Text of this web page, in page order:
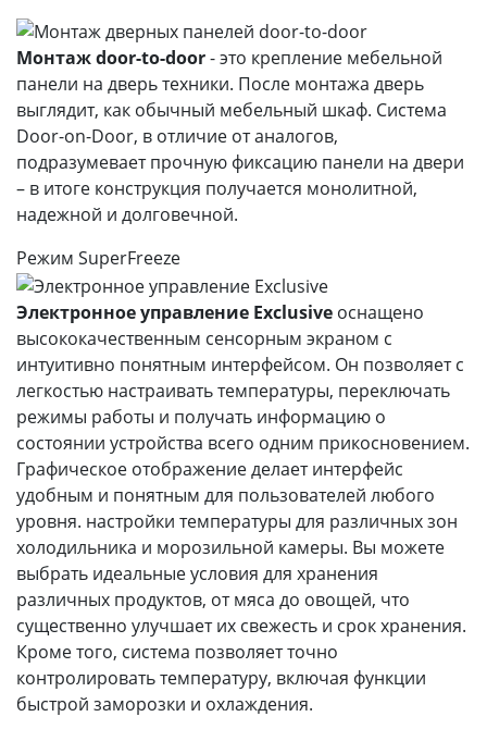
Монтаж door-to-door- это крепление мебельной
панели на дверь техники. После монтажа дверь
выглядит, как обычный мебельный шкаф. Система
Door-on-Door, в отличие от аналогов,
подразумевает прочную фиксацию панели на двери
– в итоге конструкция получается монолитной,
надежной и долговечной.
Режим SuperFreeze
Электронное управление Exclusive оснащено
высококачественным сенсорным экраном с
интуитивно понятным интерфейсом. Он позволяет с
легкостью настраивать температуры, переключать
режимы работы и получать информацию о
состоянии устройства всего одним прикосновением.
Графическое отображение делает интерфейс
удобным и понятным для пользователей любого
уровня. настройки температуры для различных зон
холодильника и морозильной камеры. Вы можете
выбрать идеальные условия для хранения
различных продуктов, от мяса до овощей, что
существенно улучшает их свежесть и срок хранения.
Кроме того, система позволяет точно
контролировать температуру, включая функции
быстрой заморозки и охлаждения.